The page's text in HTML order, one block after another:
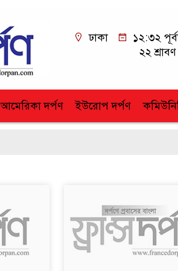
ঢাকা
১২:৩২
২২
আমেরিকা দর্পণ ইউরোপ দর্পণ